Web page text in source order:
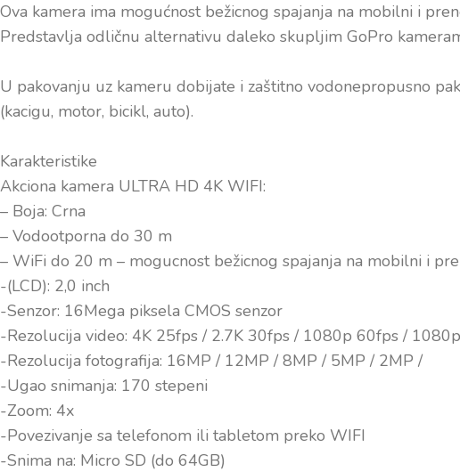
Ova kamera ima mogućnost bežicnog spajanja na mobilni i
Predstavlja odličnu alternativu daleko skupljim GoPro
U pakovanju uz kameru dobijate i zaštitno vodonepropusno
(kacigu, motor, bicikl, auto).
Karakteristike
Akciona kamera ULTRA HD 4K WIFI:
– Boja: Crna
– Vodootporna do 30 m
– WiFi do 20 m – mogucnost bežicnog spajanja na mobilni i
-(LCD): 2,0 inch
-Senzor: 16Mega piksela CMOS senzor
-Rezolucija video: 4K 25fps / 2.7K 30fps / 1080p 60fps /
-Rezolucija fotografija: 16MP / 12MP / 8MP / 5MP / 2MP /
-Ugao snimanja: 170 stepeni
-Zoom: 4x
-Povezivanje sa telefonom ili tabletom preko WIFI
-Snima na: Micro SD (do 64GB)